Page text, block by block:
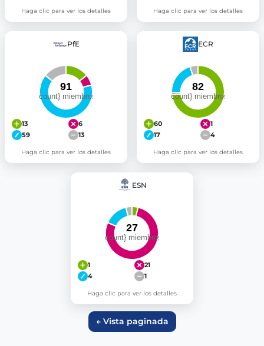
Haga clic para ver los detalles Haga clic para ver los detalles
PfE
13
6
59
13
Haga clic para ver los detalles
ECR
60
1
17
4
Haga clic para ver los detalles
ESN
1
21
4
1
Haga clic para ver los detalles
← Vista paginada